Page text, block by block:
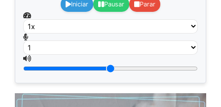
Iniciar Pausar Parar